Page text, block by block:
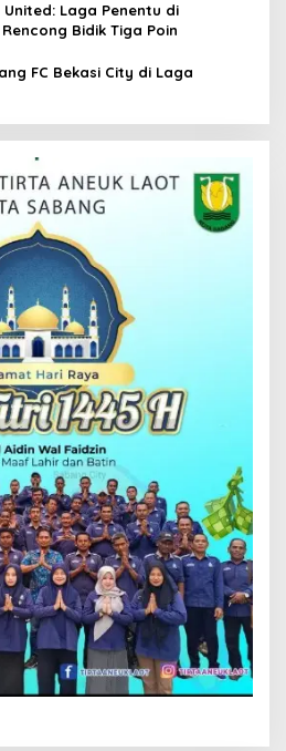
Laga Penentu di
Bidik Tiga Poin
FC Bekasi City di Laga